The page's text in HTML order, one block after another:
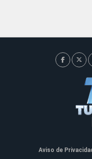
Aviso de